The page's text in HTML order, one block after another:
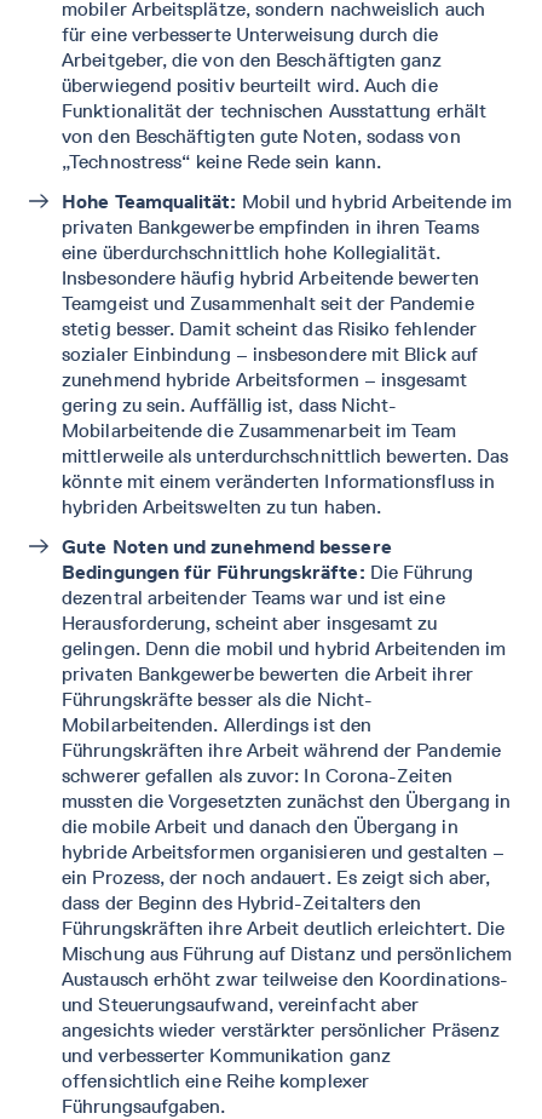
mobiler Arbeitsplätze, sondern nachweislich auch
für eine verbesserte Unterweisung durch die
Arbeitgeber, die von den Beschäftigten ganz
überwiegend positiv beurteilt wird. Auch die
Funktionalität der technischen Ausstattung erhält
von den Beschäftigten gute Noten, sodass von
„Technostress“ keine Rede sein kann.
Hohe Teamqualität: Mobil und hybrid Arbeitende im
privaten Bankgewerbe empfinden in ihren Teams
eine überdurchschnittlich hohe Kollegialität.
Insbesondere häufig hybrid Arbeitende bewerten
Teamgeist und Zusammenhalt seit der Pandemie
stetig besser. Damit scheint das Risiko fehlender
sozialer Einbindung – insbesondere mit Blick auf
zunehmend hybride Arbeitsformen – insgesamt
gering zu sein. Auffällig ist, dass Nicht-
Mobilarbeitende die Zusammenarbeit im Team
mittlerweile als unterdurchschnittlich bewerten. Das
könnte mit einem veränderten Informationsfluss in
hybriden Arbeitswelten zu tun haben.
Gute Noten und zunehmend bessere
Bedingungen für Führungskräfte: Die Führung
dezentral arbeitender Teams war und ist eine
Herausforderung, scheint aber insgesamt zu
gelingen. Denn die mobil und hybrid Arbeitenden im
privaten Bankgewerbe bewerten die Arbeit ihrer
Führungskräfte besser als die Nicht-
Mobilarbeitenden. Allerdings ist den
Führungskräften ihre Arbeit während der Pandemie
schwerer gefallen als zuvor: In Corona-Zeiten
mussten die Vorgesetzten zunächst den Übergang in
die mobile Arbeit und danach den Übergang in
hybride Arbeitsformen organisieren und gestalten –
ein Prozess, der noch andauert. Es zeigt sich aber,
dass der Beginn des Hybrid-Zeitalters den
Führungskräften ihre Arbeit deutlich erleichtert. Die
Mischung aus Führung auf Distanz und persönlichem
Austausch erhöht zwar teilweise den Koordinations-
und Steuerungsaufwand, vereinfacht aber
angesichts wieder verstärkter persönlicher Präsenz
und verbesserter Kommunikation ganz
offensichtlich eine Reihe komplexer
Führungsaufgaben.